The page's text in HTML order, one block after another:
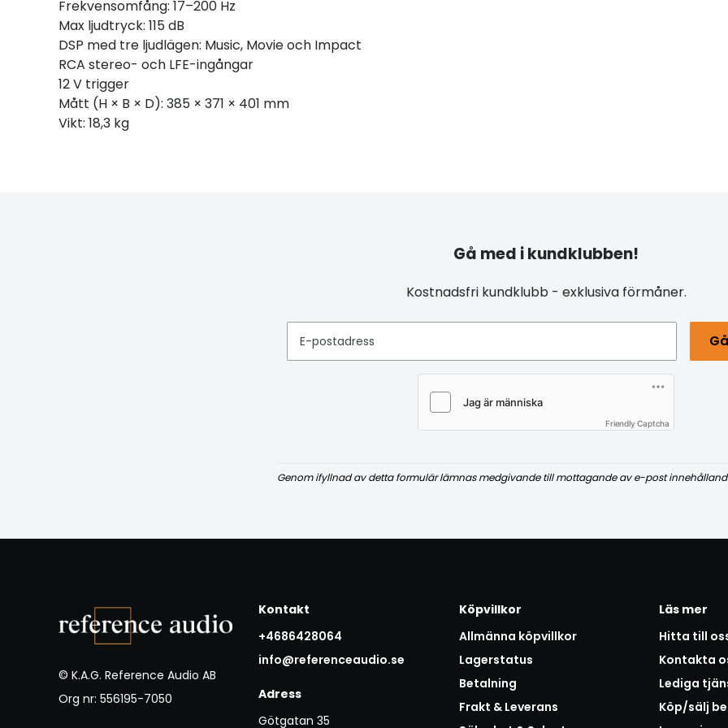
Frekvensomfång: 17–200 Hz
Max ljudtryck: 115 dB
DSP med tre ljudlägen: Music, Movie och Impact
RCA stereo- och LFE-ingångar
12 V trigger
Mått (H × B × D): 385 × 371 × 401 mm
Vikt: 18,3 kg
Gå med i kundklubben!
Kostnadsfri kundklubb - exklusiva förmåner.
E-postadress
Friendly Captcha
Genom ifyllnad av detta formulär lämnas medgivande till mottagande av e-post
© K.A.G. Reference Audio AB
Org nr: 556195-7050
Kontakt
+4686428064
info@referenceaudio.se
Adress
Götgatan 35
Köpvillkor
Allmänna köpvillkor
Lagerstatus
Betalning
Frakt & Leverans
Läs mer
Hitta till
Kontakta
Lediga
Köp/sälj